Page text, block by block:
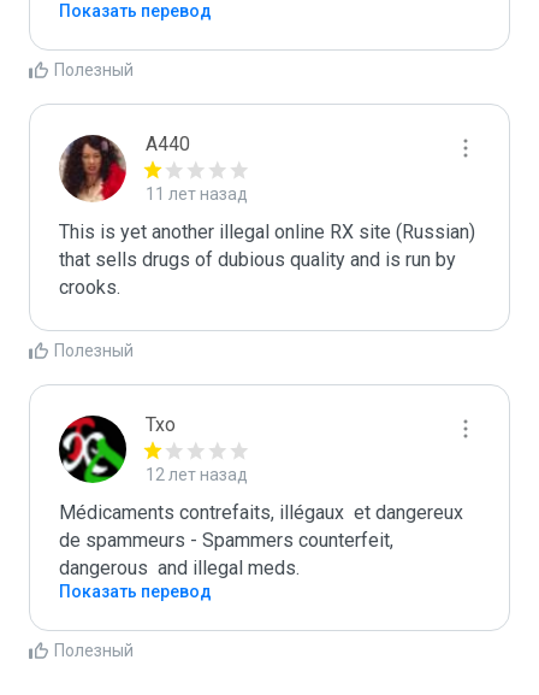
Показать перевод
Полезный
A440
11 лет назад
This is yet another illegal online RX site (Russian)
that sells drugs of dubious quality and is run by
crooks.
Полезный
Txo
12 лет назад
Médicaments contrefaits, illégaux  et dangereux
de spammeurs - Spammers counterfeit,
dangerous  and illegal meds.
Показать перевод
Полезный